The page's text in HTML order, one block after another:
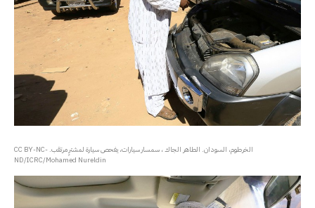
الخرطوم، السودان. الطاهر الجاك ، سمسار سيارات، يفحص سيارة لمشترٍ مرتقب. CC BY-NC-
ND/ICRC/Mohamed Nureldin